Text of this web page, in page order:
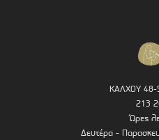
ΚΑΛΧΟΥ 48-
213
Ώρες
Δευτέρα -